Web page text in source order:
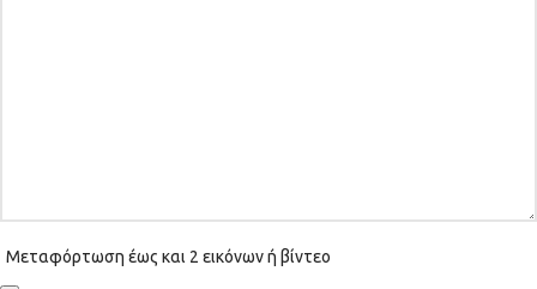
Μεταφόρτωση έως και 2 εικόνων ή βίντεο